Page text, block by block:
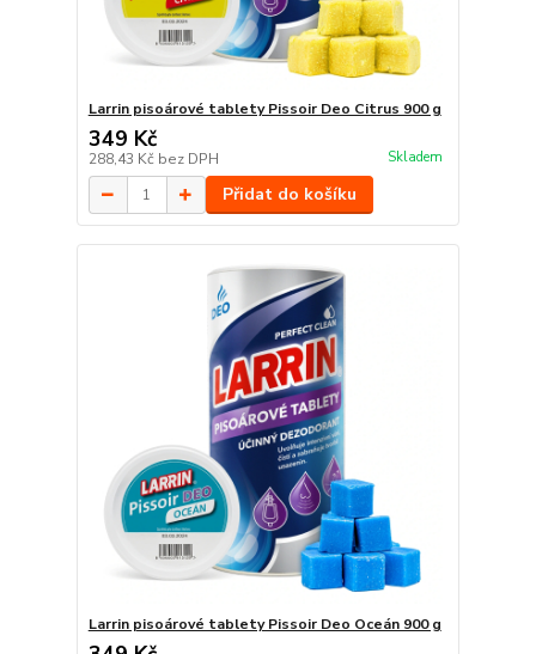
Larrin pisoárové tablety Pissoir Deo Citrus 900 g
349 Kč
288,43 Kč bez DPH Skladem
Přidat do košíku
Larrin pisoárové tablety Pissoir Deo Oceán 900 g